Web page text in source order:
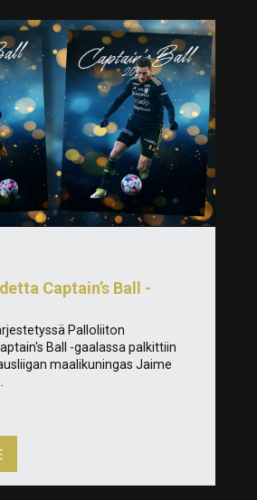
Captain’s Ball -
Palloliiton
Ball -gaalassa palkittiin
maalikuningas Jaime